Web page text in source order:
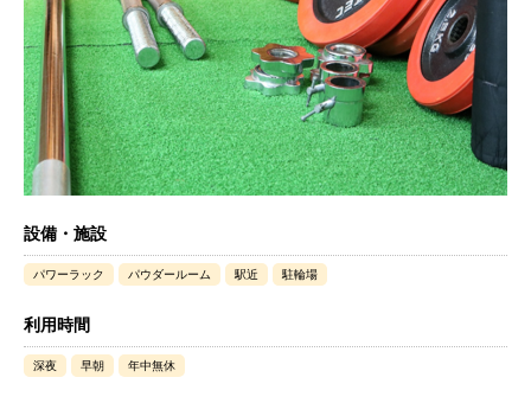
設備・施設
パワーラック パウダールーム 駅近 駐輪場
利用時間
深夜 早朝 年中無休